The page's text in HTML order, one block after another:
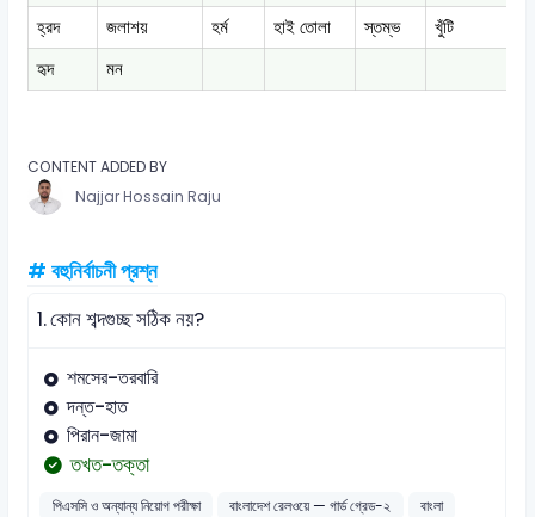
হ্রদ জলাশয় হর্ম হাই তোলা স্তম্ভ খুঁটি
হৃদ
মন
CONTENT ADDED BY
Najjar Hossain Raju
# বহুনির্বাচনী প্রশ্ন
1.কোন শব্দগুচ্ছ সঠিক নয়?
শমসের-তরবারি
দন্ত-হাত
পিরান-জামা
তখত-তক্তা
পিএসসি ও অন্যান্য নিয়োগ পরীক্ষা বাংলাদেশ রেলওয়ে — গার্ড গ্রেড-২
বাংলা